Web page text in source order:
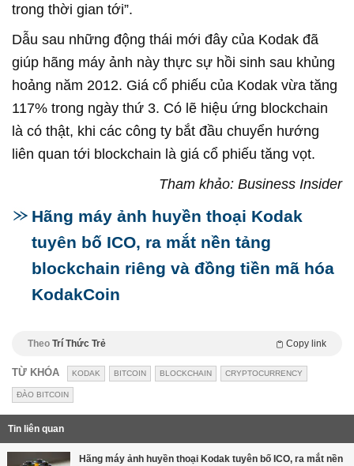
trong thời gian tới”.
Dẫu sau những động thái mới đây của Kodak đã
giúp hãng máy ảnh này thực sự hồi sinh sau khủng
hoảng năm 2012. Giá cổ phiếu của Kodak vừa tăng
117% trong ngày thứ 3. Có lẽ hiệu ứng blockchain
là có thật, khi các công ty bắt đầu chuyển hướng
liên quan tới blockchain là giá cổ phiếu tăng vọt.
Tham khảo: Business Insider
Hãng máy ảnh huyền thoại Kodak
tuyên bố ICO, ra mắt nền tảng
blockchain riêng và đồng tiền mã hóa
KodakCoin
Theo Trí Thức Trẻ Copy link
TỪ KHÓA KODAK BITCOIN BLOCKCHAIN CRYPTOCURRENCY
ĐÀO BITCOIN
Tin liên quan
Hãng máy ảnh huyền thoại Kodak tuyên bố ICO, ra mắt nền